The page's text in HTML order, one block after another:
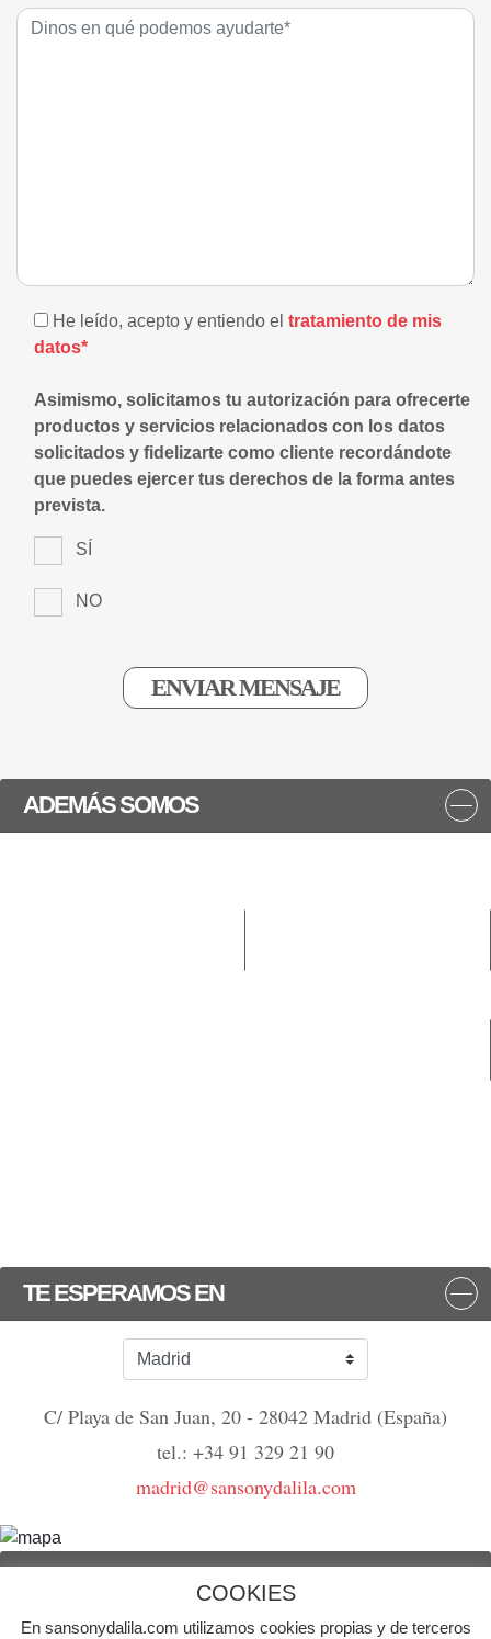
He leído, acepto y entiendo el tratamiento de mis
datos*
Asimismo, solicitamos tu autorización para ofrecerte
productos y servicios relacionados con los datos
solicitados y fidelizarte como cliente recordándote
que puedes ejercer tus derechos de la forma antes
prevista.
SÍ
NO
ADEMÁS SOMOS
TE ESPERAMOS EN
C/ Playa de San Juan, 20 - 28042 Madrid (España)
tel.: +34 91 329 21 90
madrid@sansonydalila.com
COOKIES
En sansonydalila.com utilizamos cookies propias y de terceros